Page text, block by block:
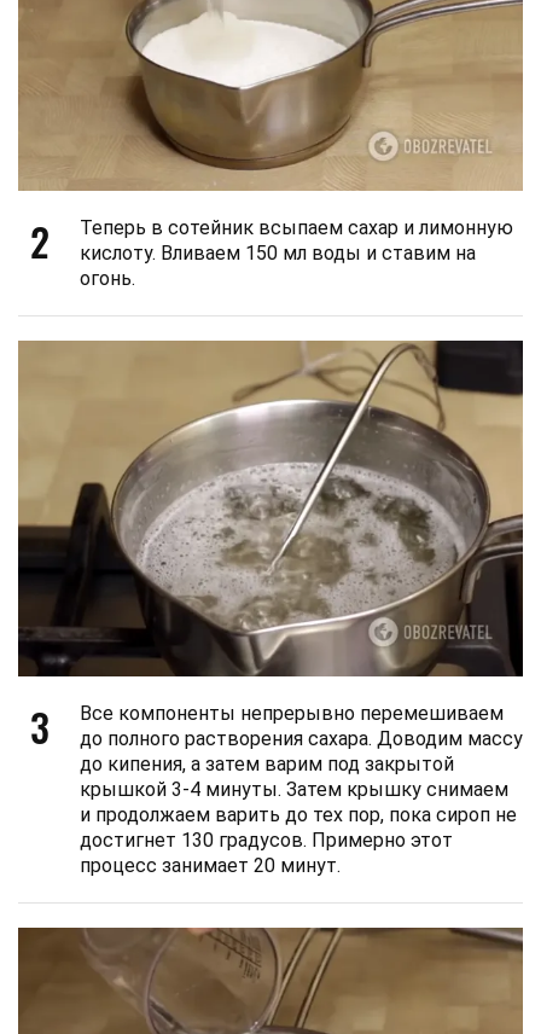
2
Теперь в сотейник всыпаем сахар и лимонную
кислоту. Вливаем 150 мл воды и ставим на
огонь.
3
Все компоненты непрерывно перемешиваем
до полного растворения сахара. Доводим массу
до кипения, а затем варим под закрытой
крышкой 3-4 минуты. Затем крышку снимаем
и продолжаем варить до тех пор, пока сироп не
достигнет 130 градусов. Примерно этот
процесс занимает 20 минут.